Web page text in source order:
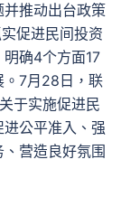
推动出台政策
促进民间投资
确4个方面17
。7月28日，联
于实施促进民
公平准入、强
营造良好氛围